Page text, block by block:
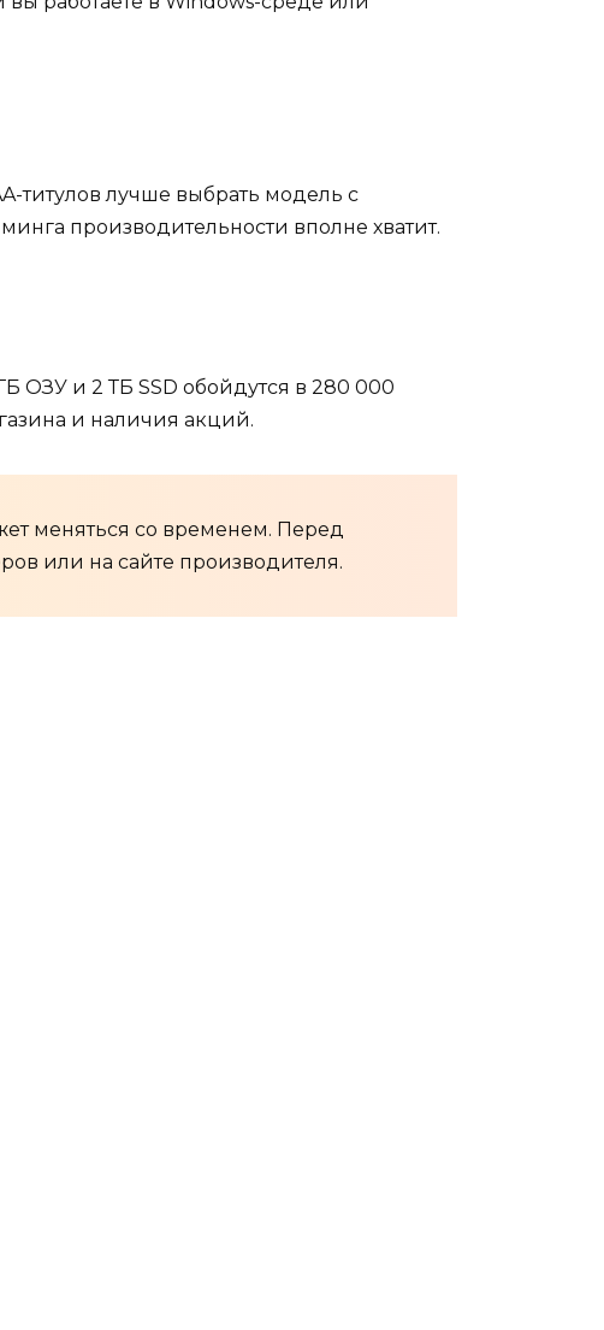
титулов лучше выбрать модель с
производительности вполне хватит.
ОЗУ и 2 ТБ SSD обойдутся в 280 000
и наличия акций.
меняться со временем. Перед
или на сайте производителя.